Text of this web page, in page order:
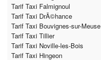
Tarif Taxi Falmignoul
Tarif Taxi DrÃ©hance
Tarif Taxi Bouvignes-sur-Meuse
Tarif Taxi Tillier
Tarif Taxi Noville-les-Bois
Tarif Taxi Hingeon